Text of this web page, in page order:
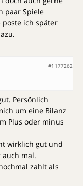
paar Spiele
ich später
#1177262
Persönlich
um eine Bilanz
Plus oder minus
wirklich gut und
mal.
zahlt als